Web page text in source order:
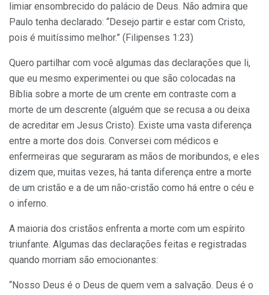
limiar ensombrecido do palácio de Deus. Não admira que
Paulo tenha declarado: “Desejo partir e estar com Cristo,
pois é muitíssimo melhor.” (Filipenses 1:23)
Quero partilhar com você algumas das declarações que li,
que eu mesmo experimentei ou que são colocadas na
Bíblia sobre a morte de um crente em contraste com a
morte de um descrente (alguém que se recusa a ou deixa
de acreditar em Jesus Cristo). Existe uma vasta diferença
entre a morte dos dois. Conversei com médicos e
enfermeiras que seguraram as mãos de moribundos, e eles
dizem que, muitas vezes, há tanta diferença entre a morte
de um cristão e a de um não-cristão como há entre o céu e
o inferno.
A maioria dos cristãos enfrenta a morte com um espírito
triunfante. Algumas das declarações feitas e registradas
quando morriam são emocionantes:
“Nosso Deus é o Deus de quem vem a salvação. Deus é o